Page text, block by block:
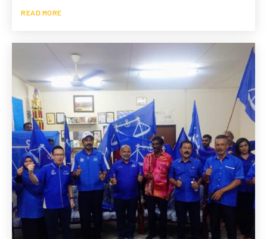
READ MORE